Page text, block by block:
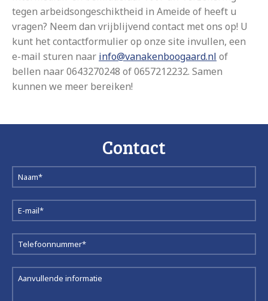
tegen arbeidsongeschiktheid in Ameide of heeft u
vragen? Neem dan vrijblijvend contact met ons op! U
kunt het contactformulier op onze site invullen, een
e-mail sturen naar info@vanakenboogaard.nl of
bellen naar 0643270248 of 0657212232. Samen
kunnen we meer bereiken!
Contact